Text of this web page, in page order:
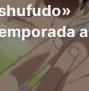
a